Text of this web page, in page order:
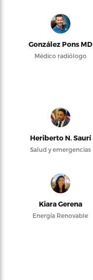
González Pons MD
Médico radiólogo
Heriberto N. Saurí
Salud y emergencias
Kiara Gerena
Energía Renovable